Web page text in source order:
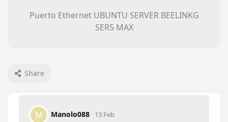
Puerto Ethernet UBUNTU SERVER BEELINKG
SER5 MAX
Share
M Manolo088 13 Feb